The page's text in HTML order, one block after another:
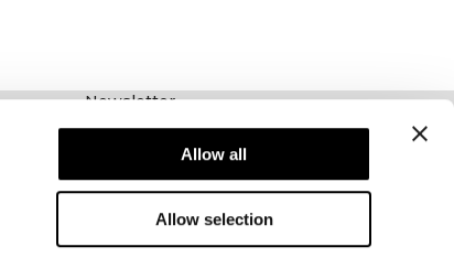
Allow all
Allow selection
Newsletter
Schrijf je voor onze nieuwsbrief! Ontvang
exclusieve aanbiedingen, ons laatste nieuws en
nog veel meer.